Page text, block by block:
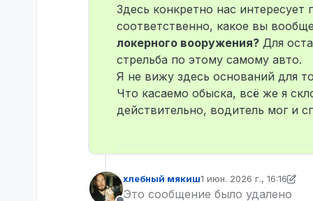
нет, сбила машина,
врезалась машина?
но они не имели
дальше. Все собрав
сажает, но Макаров
Почему они не
Они не имели права
находится улики, у
из салона, и они это
которыми
там могут быть
попытку взлома, и
Здесь конкретно нас
соответственно, какое вы
локерного вооружения? Для
стрельба по этому самому авто.
Я не вижу здесь оснований для
Что касаемо обыска, всё же я
действительно, водитель мог и
хлебный мякиш1 июн. 2026 г., 16:16
отредактировано
Это сообщение было удалено